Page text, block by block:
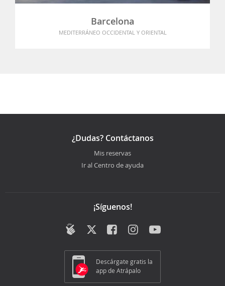
Barcelona
MEDITERRÁNEO OCCIDENTAL Y ORIENTAL
¿Dudas? Contáctanos
Mis reservas
Ir al Centro de ayuda
¡Síguenos!
Descárgate gratis la
app de Atrápalo